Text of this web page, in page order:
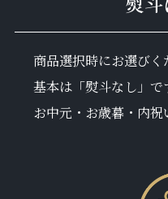
商品選択時にお選びく
基本は「熨斗なし」で
お中元・お歳暮・内祝